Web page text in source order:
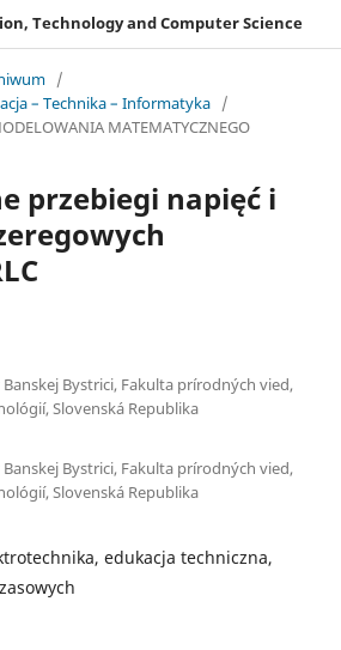
Technology and Computer Science
/
– Technika – Informatyka /
MATEMATYCZNEGO
przebiegi napięć i
Bystrici, Fakulta prírodných vied,
Slovenská Republika
Bystrici, Fakulta prírodných vied,
Slovenská Republika
edukacja techniczna,